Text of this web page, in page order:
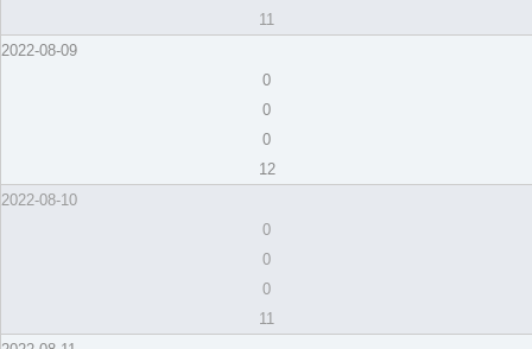
11
2022-08-09
0
0
0
12
2022-08-10
0
0
0
11